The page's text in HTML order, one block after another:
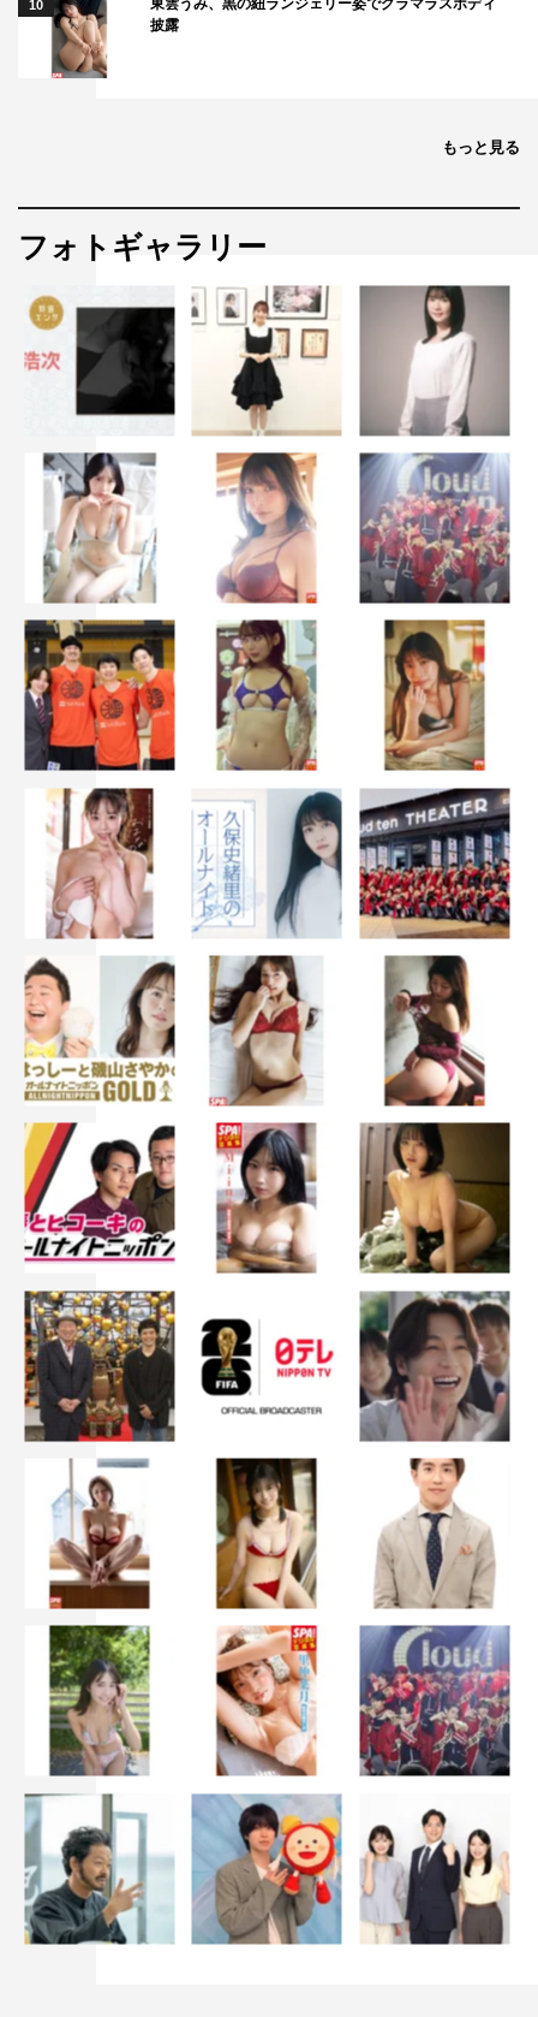
10
披露
もっと見る
フォトギャラリー